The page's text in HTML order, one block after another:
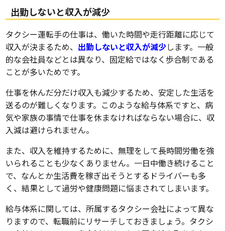
出勤しないと収入が減少
タクシー運転手の仕事は、働いた時間や走行距離に応じて
収入が決まるため、 出勤しないと収入が減少します。一般
的な会社員などとは異なり、固定給ではなく歩合制である
ことが多いためです。
仕事を休んだ分だけ収入も減少するため、安定した生活を
送るのが難しくなります。このような給与体系ですと、病
気や家族の事情で仕事を休まなければならない場合に、収
入減は避けられません。
また、収入を維持するために、無理をして長時間労働を強
いられることも少なくありません。一日中働き続けること
で、なんとか生活費を稼ぎ出そうとするドライバーも多
く、結果として過労や健康問題に悩まされてしまいます。
給与体系に関しては、所属するタクシー会社によって異な
りますので、転職前にリサーチしておきましょう。タクシ